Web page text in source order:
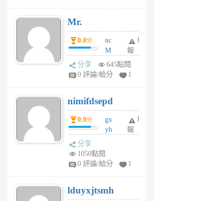
Mr.
0.0分
nc
M
U
F
U
5
個
月
舉
報
分享
645點閱
0 評論/給分
1
nimifdsepd
0.0分
gx
yh
jl
月
舉
報
分享
1050點閱
0 評論/給分
1
lduyxjtsmh